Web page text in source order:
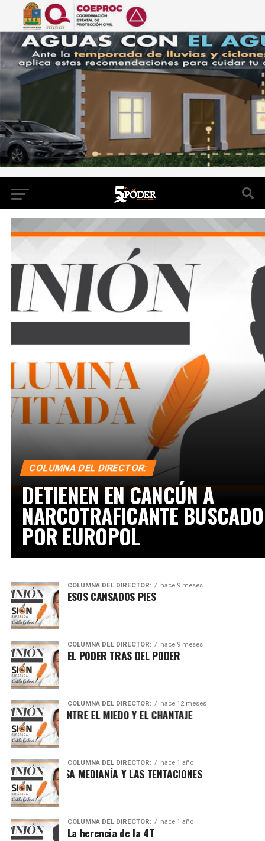
COLUMNA DEL DIRECTOR:
DETIENEN EN CANCÚN A
NARCOTRAFICANTE BUSCADO
POR EUROPOL
COLUMNA DEL DIRECTOR: hace 9 meses
ESOS CANSADOS PIES
COLUMNA DEL DIRECTOR: hace 9 meses
EL PODER TRAS DEL PODER
COLUMNA DEL DIRECTOR: hace 12 meses
AUTORIDADES, ENTRE EL MIEDO Y EL CHANTAJE
COLUMNA DEL DIRECTOR: hace 1 año
LA HONROSA MEDIANÍA Y LAS TENTACIONES
COLUMNA DEL DIRECTOR: hace 1 año
La herencia de la 4T